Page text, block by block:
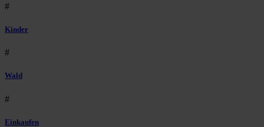
#
Kinder
#
Wald
#
Einkaufen